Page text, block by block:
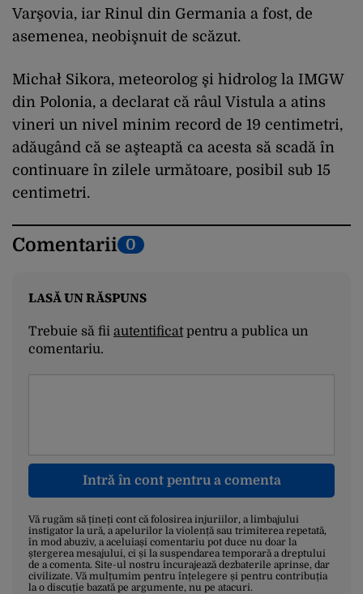
Varşovia, iar Rinul din Germania a fost, de
asemenea, neobişnuit de scăzut.
Michał Sikora, meteorolog şi hidrolog la IMGW
din Polonia, a declarat că râul Vistula a atins
vineri un nivel minim record de 19 centimetri,
adăugând că se aşteaptă ca acesta să scadă în
continuare în zilele următoare, posibil sub 15
centimetri.
Comentarii 0
LASĂ UN RĂSPUNS
Trebuie să fii autentificatpentru a publica un
comentariu.
Intră în cont pentru a comenta
Vă rugăm să țineți cont că folosirea injuriilor, a limbajului
instigator la ură, a apelurilor la violență sau trimiterea repetată,
în mod abuziv, a aceluiași comentariu pot duce nu doar la
ștergerea mesajului, ci și la suspendarea temporară a dreptului
de a comenta. Site-ul nostru încurajează dezbaterile aprinse, dar
civilizate. Vă mulțumim pentru înțelegere și pentru contribuția
la o discuție bazată pe argumente, nu pe atacuri.